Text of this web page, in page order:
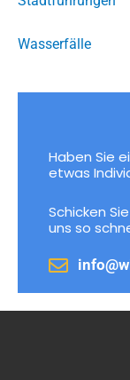
Wasserfälle
Haben Sie
etwas
Schicken
uns so